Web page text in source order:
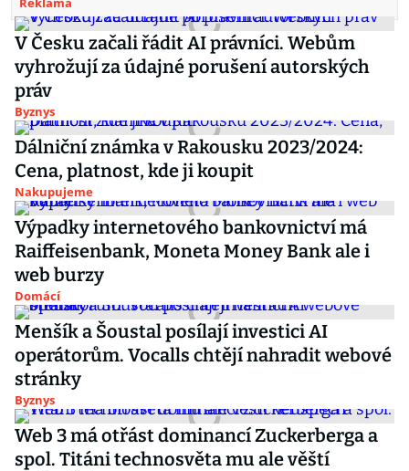
V Česku začali řádit AI právníci. Webům
vyhrožují za údajné porušení autorských
práv
Byznys
Dálniční známka v Rakousku 2023/2024:
Cena, platnost, kde ji koupit
Nakupujeme
Výpadky internetového bankovnictví má
Raiffeisenbank, Moneta Money Bank ale i
web burzy
Domácí
Menšík a Šoustal posílají investici AI
operátorům. Vocalls chtějí nahradit webové
stránky
Byznys
Web 3 má otřást dominancí Zuckerberga a
spol. Titáni technosvěta mu ale věští